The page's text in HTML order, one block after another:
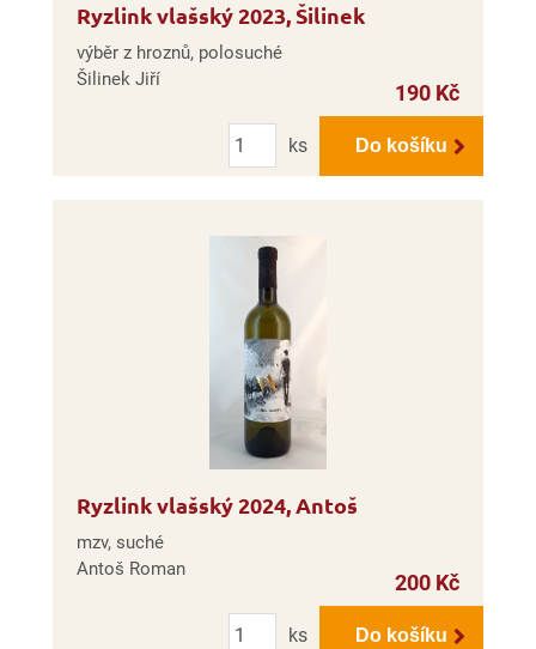
Ryzlink vlašský 2023, Šilinek
výběr z hroznů, polosuché
Šilinek Jiří
190 Kč
Počet
ks
Do košíku
Ryzlink vlašský 2024, Antoš
mzv, suché
Antoš Roman
200 Kč
Počet
ks
Do košíku